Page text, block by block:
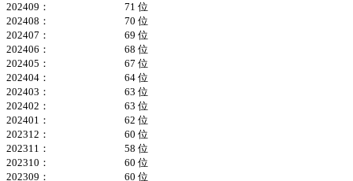
202409：
71 位
202408：
70 位
202407：
69 位
202406：
68 位
202405：
67 位
202404：
64 位
202403：
63 位
202402：
63 位
202401：
62 位
202312：
60 位
202311：
58 位
202310：
60 位
202309：
60 位